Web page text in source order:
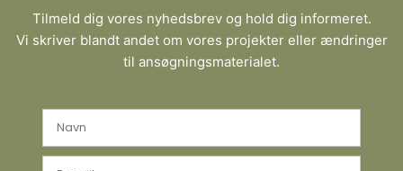
Tilmeld dig vores nyhedsbrev og hold dig informeret.
Vi skriver blandt andet om vores projekter eller ændringer
til ansøgningsmaterialet.